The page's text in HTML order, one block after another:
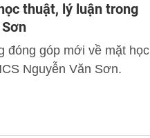
thuật, lý luận trong
đóng góp mới về mặt học
Nguyễn Văn Sơn.